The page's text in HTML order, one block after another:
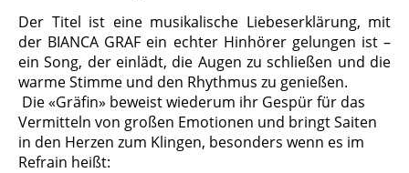
Der Titel ist eine musikalische Liebeserklärung, mit
der BIANCA GRAF ein echter Hinhörer gelungen ist –
ein Song, der einlädt, die Augen zu schließen und die
warme Stimme und den Rhythmus zu genießen.
Die «Gräfin» beweist wiederum ihr Gespür für das
Vermitteln von großen Emotionen und bringt Saiten
in den Herzen zum Klingen, besonders wenn es im
Refrain heißt: